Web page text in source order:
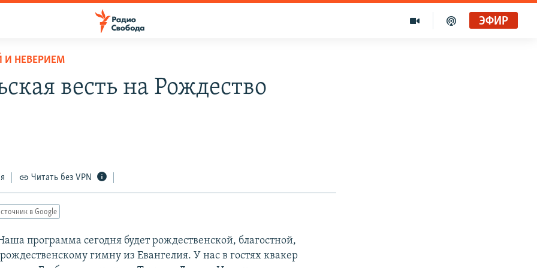
ЭФИР
И НЕВЕРИЕМ
весть на Рождество
Читать без VPN
в Google
программа сегодня будет рождественской, благостной,
гимну из Евангелия. У нас в гостях квакер